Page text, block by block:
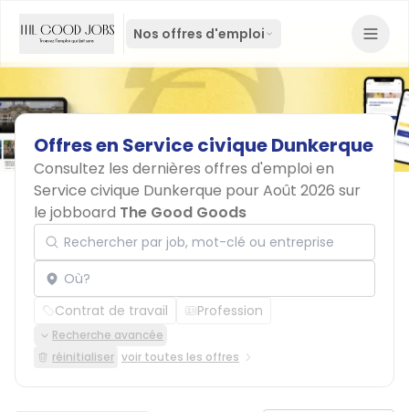
Nos offres d'emploi
Offresen ServiceciviqueDunkerque
Consultez les dernières offres d'emploi en
Service civique Dunkerque pour Août 2026 sur
le jobboard The Good Goods
Rechercher par job, mot-clé ou entreprise
Localisation
Contrat de travail Profession
Recherche avancée
réinitialiser voir toutes les offres